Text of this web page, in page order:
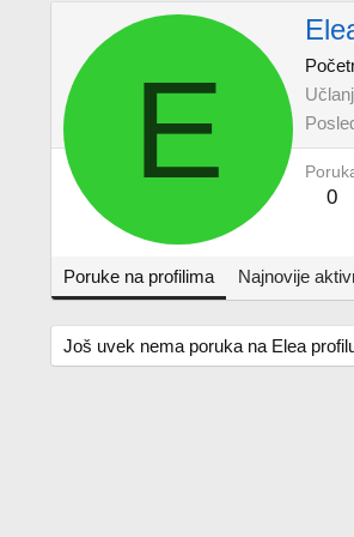
E 0
Poruke na profilima Najnovije
Još uvek nema poruka na Elea